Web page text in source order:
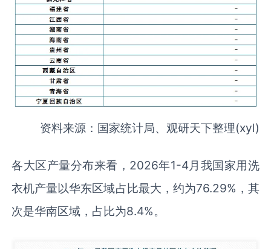
资料来源：国家统计局、观研天下整理(xyl)
各大区产量分布来看，2026年1-4月我国家用洗
衣机产量以华东区域占比最大，约为76.29%，其
次是华南区域，占比为8.4%。